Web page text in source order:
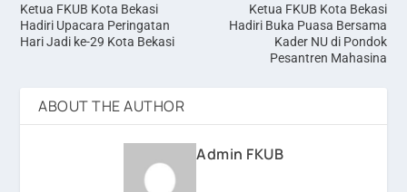
Ketua FKUB Kota Bekasi
Hadiri Upacara Peringatan
Hari Jadi ke-29 Kota Bekasi
Ketua FKUB Kota Bekasi
Hadiri Buka Puasa Bersama
Kader NU di Pondok
Pesantren Mahasina
ABOUT THE AUTHOR
Admin FKUB